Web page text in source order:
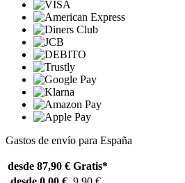
Gastos de envío para España
desde 87,90 € Gratis*